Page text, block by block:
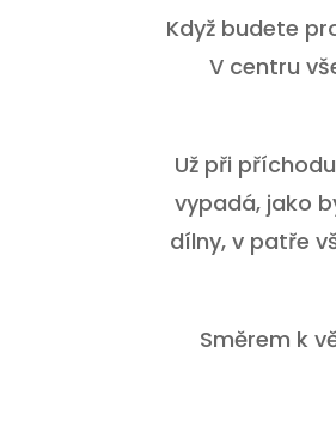
Když budete
V centru
Už při
vypadá, jako
dílny, v patře
Směrem k